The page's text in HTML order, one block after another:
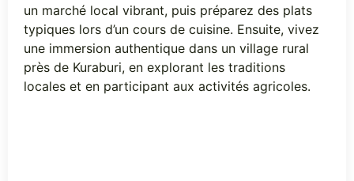
un marché local vibrant, puis préparez des plats
typiques lors d’un cours de cuisine. Ensuite, vivez
une immersion authentique dans un village rural
près de Kuraburi, en explorant les traditions
locales et en participant aux activités agricoles.